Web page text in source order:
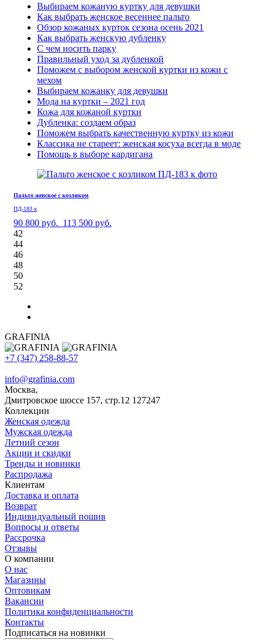
Выбираем кожаную куртку для девушки
Как выбрать женское весеннее пальто
Обзор кожаных курток сезона осень 2021
Как выбрать женскую дубленку
С чем носить парку
Правильный уход за дубленкой
Поможем с выбором женской куртки из кожи с
мехом
Выбираем кожанку для девушки
Мода на куртки – 2021 год
Кожа для кожаной куртки
Дубленка: создаем образ
Поможем выбрать качественную куртку из кожи
Классика не стареет: женская косуха всегда в моде
Помощь в выборе кардигана
Пальто женское с козликом
ПД-183 к
90 800 руб. 113 500 руб.
42
44
46
48
50
52
GRAFINIA
+7 (347) 258-88-57
info@grafinia.com
Москва,
Дмитровское шоссе 157, стр.12 127247
Коллекции
Женская одежда
Мужская одежда
Летний сезон
Акции и скидки
Тренды и новинки
Распродажа
Клиентам
Доставка и оплата
Возврат
Индивидуальный пошив
Вопросы и ответы
Рассрочка
Отзывы
О компании
О нас
Магазины
Оптовикам
Вакансии
Политика конфиденциальности
Контакты
Подписаться на новинки